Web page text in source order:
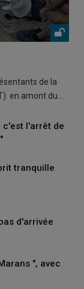
de la
en amont du…
c'est l'arrêt de
tranquille
d'arrivée
", avec